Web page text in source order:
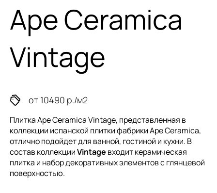
Ape Ceramica
Vintage
от 10490 р./м2
Плитка Ape Ceramica Vintage, представленная в
коллекции испанской плиткифабрики Ape Ceramica,
отлично подойдет для ванной, гостиной и кухни. В
состав коллекцииVintage входит керамическая
плитка и набор декоративных элементов с глянцевой
поверхностью.